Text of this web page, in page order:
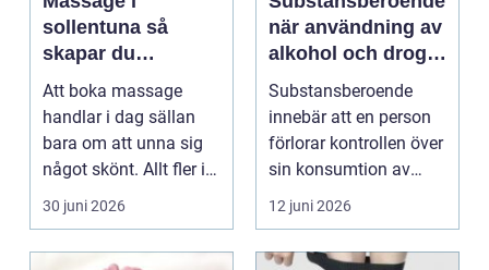
sollentuna så
skapar du
återhämtning i
vardagen
Att boka massage
handlar i dag sällan
bara om att unna sig
något skönt. Allt fler i
Sollentuna söker...
30 juni 2026
när användning av
alkohol och droger
tar över vardagen
Substansberoende
innebär att en person
förlorar kontrollen över
sin konsumtion av
alkohol, läkemedel...
12 juni 2026